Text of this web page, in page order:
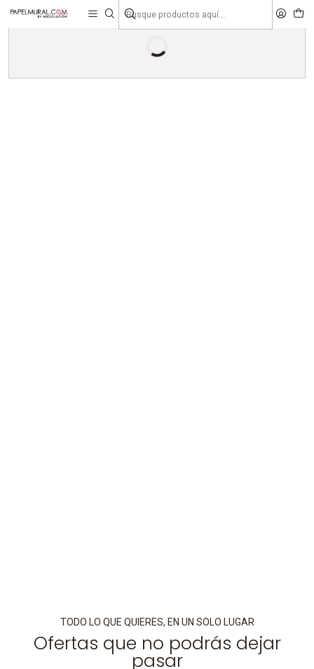
liquidaciones
TODO LO QUE QUIERES, EN UN SOLO LUGAR
Ofertas que no podrás dejar
pasar